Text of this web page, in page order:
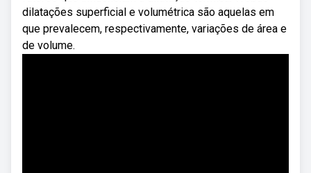
dilatações superficial e volumétrica são aquelas em
que prevalecem, respectivamente, variações de área e
de volume.